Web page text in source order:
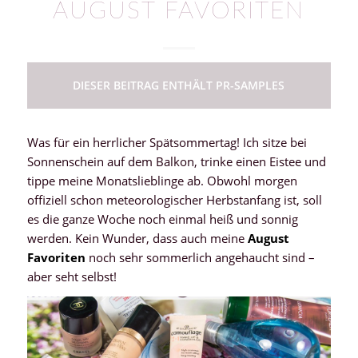
AUGUST FAVORITEN
DIESER BEITRAG ENTHÄLT PR-SAMPLES
Was für ein herrlicher Spätsommertag! Ich sitze bei
Sonnenschein auf dem Balkon, trinke einen Eistee und
tippe meine Monatslieblinge ab. Obwohl morgen
offiziell schon meteorologischer Herbstanfang ist, soll
es die ganze Woche noch einmal heiß und sonnig
werden. Kein Wunder, dass auch meine August
Favoriten noch sehr sommerlich angehaucht sind –
aber seht selbst!